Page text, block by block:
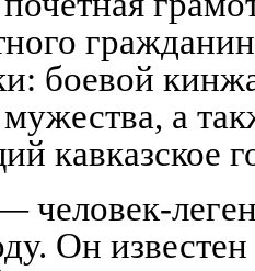
боевой
мужества, а
кавказское
человек-
Он